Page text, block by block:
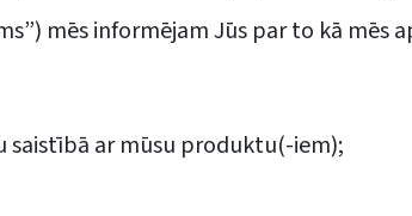
mēs informējam Jūs par to kā mēs
ar mūsu produktu(-iem);